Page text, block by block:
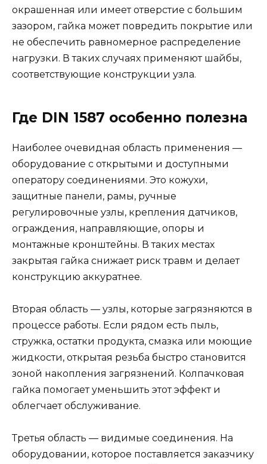
окрашенная или имеет отверстие с большим
зазором, гайка может повредить покрытие или
не обеспечить равномерное распределение
нагрузки. В таких случаях применяют шайбы,
соответствующие конструкции узла.
Где DIN 1587 особенно полезна
Наиболее очевидная область применения —
оборудование с открытыми и доступными
оператору соединениями. Это кожухи,
защитные панели, рамы, ручные
регулировочные узлы, крепления датчиков,
ограждения, направляющие, опоры и
монтажные кронштейны. В таких местах
закрытая гайка снижает риск травм и делает
конструкцию аккуратнее.
Вторая область — узлы, которые загрязняются в
процессе работы. Если рядом есть пыль,
стружка, остатки продукта, смазка или моющие
жидкости, открытая резьба быстро становится
зоной накопления загрязнений. Колпачковая
гайка помогает уменьшить этот эффект и
облегчает обслуживание.
Третья область — видимые соединения. На
оборудовании, которое поставляется заказчику